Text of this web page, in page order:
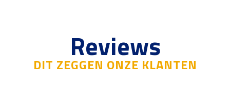
Reviews
DIT ZEGGEN ONZE KLANTEN